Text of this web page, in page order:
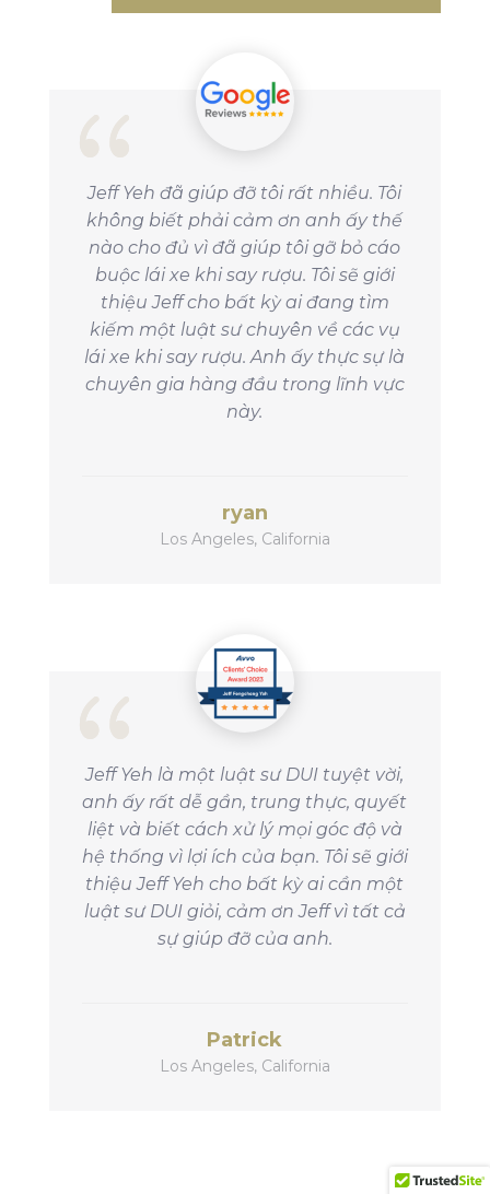
Jeff Yeh đã giúp đỡ tôi rất nhiều. Tôi
không biết phải cảm ơn anh ấy thế
nào cho đủ vì đã giúp tôi gỡ bỏ cáo
buộc lái xe khi say rượu. Tôi sẽ giới
thiệu Jeff cho bất kỳ ai đang tìm
kiếm một luật sư chuyên về các vụ
lái xe khi say rượu. Anh ấy thực sự là
chuyên gia hàng đầu trong lĩnh vực
này.
ryan
Los Angeles, California
Jeff Yeh là một luật sư DUI tuyệt vời,
anh ấy rất dễ gần, trung thực, quyết
liệt và biết cách xử lý mọi góc độ và
hệ thống vì lợi ích của bạn. Tôi sẽ giới
thiệu Jeff Yeh cho bất kỳ ai cần một
luật sư DUI giỏi, cảm ơn Jeff vì tất cả
sự giúp đỡ của anh.
Patrick
Los Angeles, California